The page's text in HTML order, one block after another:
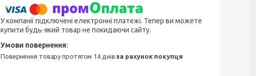
У компанії підключені електронні платежі. Тепер ви можете
купити будь-який товар не покидаючи сайту.
повернення товару протягом 14 днівза рахунок покупця